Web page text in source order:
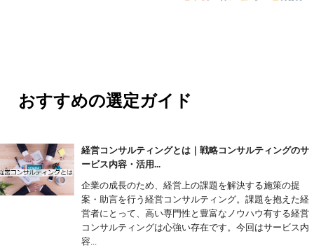
おすすめの選定ガイド
経営コンサルティングとは｜戦略コンサルティングのサ
ービス内容・活用...
企業の成長のため、経営上の課題を解決する施策の提
案・助言を行う経営コンサルティング。課題を抱えた経
営者にとって、高い専門性と豊富なノウハウ有する経営
コンサルティングは心強い存在です。今回はサービス内
容...